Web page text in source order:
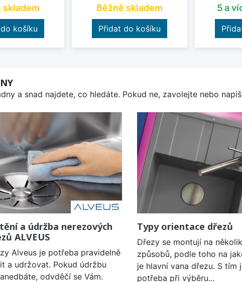
skladem
košíku
Běžně skladem
Přidat do košíku
5 a
a snad najdete, co hledáte. Pokud ne, zavolejte nebo
a údržba nerezových
ALVEUS
Alveus je potřeba pravidelně
a udržovat. Pokud údržbu
odvděčí se Vám.
Typy orientace dřezů
Dřezy se montují na několik
způsobů, podle toho na
je hlavní vana dřezu. S tím
potřeba při výběru...